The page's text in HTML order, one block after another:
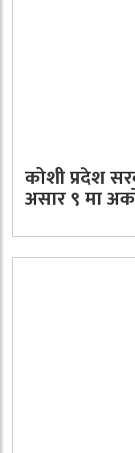
कोशी प्रदेश
असार ९ मा